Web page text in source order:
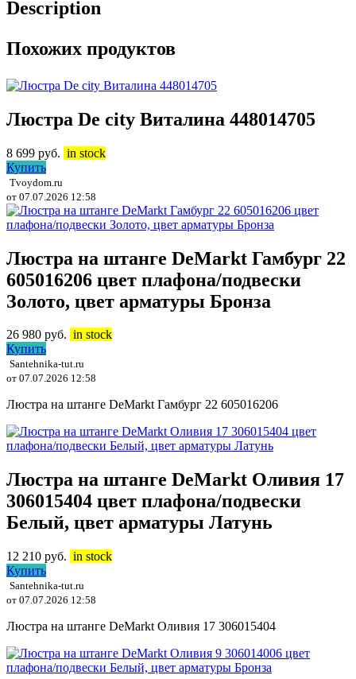
Description
Похожих продуктов
Люстра De city Виталина 448014705
8 699 руб. in stock
Купить
Tvoydom.ru
от 07.07.2026 12:58
Люстра на штанге DeMarkt Гамбург 22
605016206 цвет плафона/подвески
Золото, цвет арматуры Бронза
26 980 руб. in stock
Купить
Santehnika-tut.ru
от 07.07.2026 12:58
Люстра на штанге DeMarkt Гамбург 22 605016206
Люстра на штанге DeMarkt Оливия 17
306015404 цвет плафона/подвески
Белый, цвет арматуры Латунь
12 210 руб. in stock
Купить
Santehnika-tut.ru
от 07.07.2026 12:58
Люстра на штанге DeMarkt Оливия 17 306015404